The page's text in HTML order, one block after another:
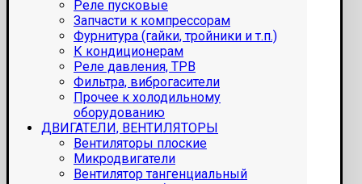
Реле пусковые
Запчасти к компрессорам
Фурнитура (гайки, тройники и т.п.)
К кондиционерам
Реле давления, ТРВ
Фильтра, виброгасители
Прочее к холодильному
оборудованию
ДВИГАТЕЛИ, ВЕНТИЛЯТОРЫ
Вентиляторы плоские
Микродвигатели
Вентилятор тангенциальный